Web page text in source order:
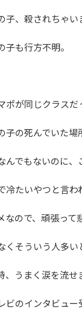
、殺されちゃい
も行方不明。
が同じクラスだ
子の死んでいた場
んでもないのに、
冷たいやつと言わ
ので、頑張って
そういう人多い
うまく涙を流せ
のインタビュー